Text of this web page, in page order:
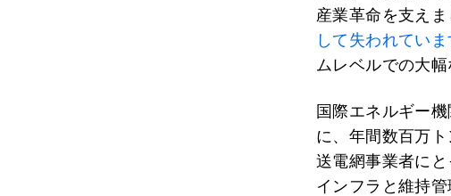
産業革命を支え
して失われていま
ムレベルでの大
国際エネルギー
に、年間数百万
送電網事業者に
インフラと維持